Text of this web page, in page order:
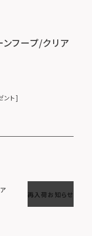
フープ/クリア
ント
再入荷お知らせ